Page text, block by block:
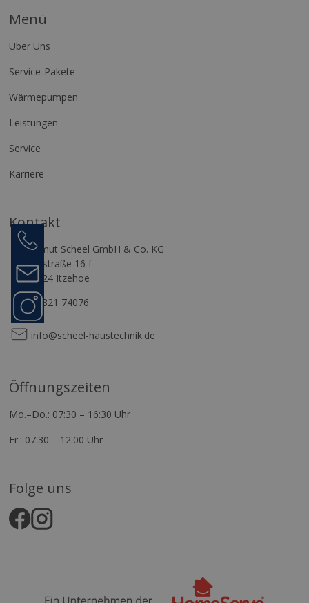
Menü
Über Uns
Service-Pakete
Wärmepumpen
Leistungen
Service
Karriere
Kontakt
Helmut Scheel GmbH & Co. KG
Gasstraße 16 f
25524 Itzehoe
04821 74076
info@scheel-haustechnik.de
Öffnungszeiten
Mo.–Do.: 07:30 – 16:30 Uhr
Fr.: 07:30 – 12:00 Uhr
Folge uns
Anrufen
74076
Kontakt
Folge